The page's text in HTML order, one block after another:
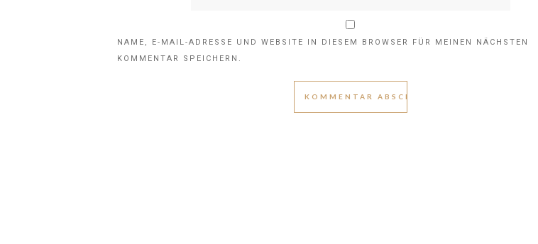
NAME, E-MAIL-ADRESSE UND WEBSITE IN DIESEM BROWSER FÜR MEINEN NÄCHSTEN
KOMMENTAR SPEICHERN.